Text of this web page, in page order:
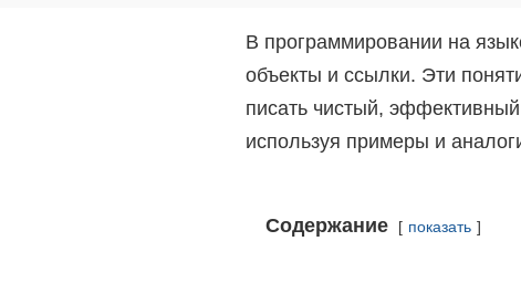
В программировании на
объекты и ссылки. Эти
писать чистый,
используя примеры и
Содержание показать